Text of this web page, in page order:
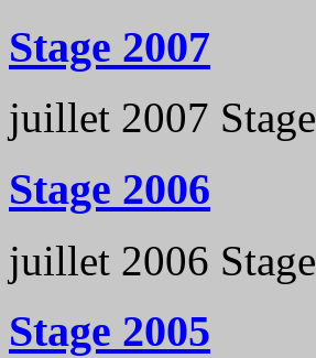
Stage 2007
juillet 2007 Stage
Stage 2006
juillet 2006 Stage
Stage 2005